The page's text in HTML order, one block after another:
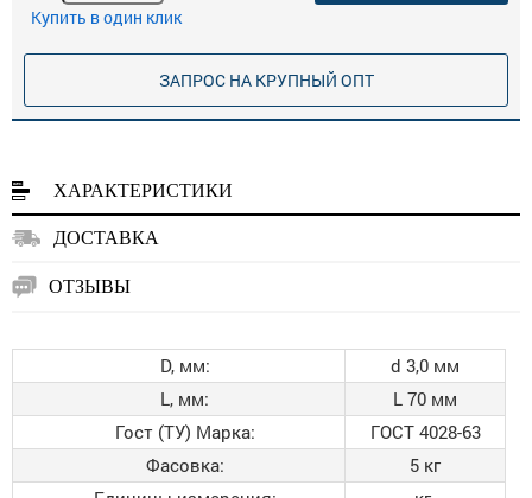
Купить в один клик
ЗАПРОС НА КРУПНЫЙ ОПТ
ХАРАКТЕРИСТИКИ
ДОСТАВКА
ОТЗЫВЫ
D, мм:
d 3,0 мм
L, мм:
L 70 мм
Гост (ТУ) Марка:
ГОСТ 4028-63
Фасовка:
5 кг